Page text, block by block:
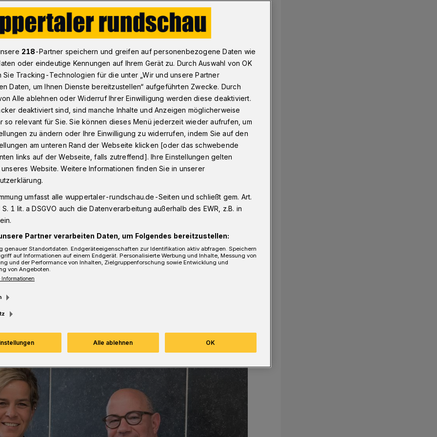
für Wuppertaler Hochwasserschutzprojekt​
für Wuppertaler
Land Nordrhein-Westfalen fördert das
4.0“ mit 2,8
Klimaschutzministerin Mona Neubaur
Mai 2023) entsprechende Bescheide
Heinz-Berger-Maschinenfabrik,
Bergischer Struktur- und
Wuppertaler Stadtwerke sowie
218-Partner speichern und greifen auf personenbezogene Daten wie
oder eindeutige Kennungen auf Ihrem Gerät zu. Durch Auswahl von OK
Sie Tracking-Technologien für die unter „Wir und unsere Partner
Daten, um Ihnen Dienste bereitzustellen“ aufgeführten Zwecke. Durch
Alle ablehnen oder Widerruf Ihrer Einwilligung werden diese deaktiviert.
deaktiviert sind, sind manche Inhalte und Anzeigen möglicherweise
so relevant für Sie. Sie können dieses Menü jederzeit wieder aufrufen, um
zu ändern oder Ihre Einwilligung zu widerrufen, indem Sie auf den
am unteren Rand der Webseite klicken [oder das schwebende
links auf der Webseite, falls zutreffend]. Ihre Einstellungen gelten
Website. Weitere Informationen finden Sie in unserer
umfasst alle wuppertaler-rundschau.de-Seiten und schließt gem. Art.
1 lit. a DSGVO auch die Datenverarbeitung außerhalb des EWR, z.B. in
Partner verarbeiten Daten, um Folgendes bereitzustellen:
genauer Standortdaten. Endgeräteeigenschaften zur Identifikation aktiv abfragen. Speichern
auf Informationen auf einem Endgerät. Personalisierte Werbung und Inhalte, Messung von
und der Performance von Inhalten, Zielgruppenforschung sowie Entwicklung und
von Angeboten.
Alle ablehnen OK